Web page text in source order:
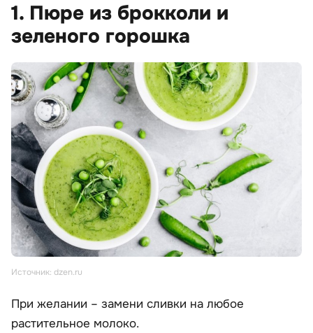
1. Пюре из брокколи и
зеленого горошка
Источник: dzen.ru
При желании – замени сливки на любое
растительное молоко.